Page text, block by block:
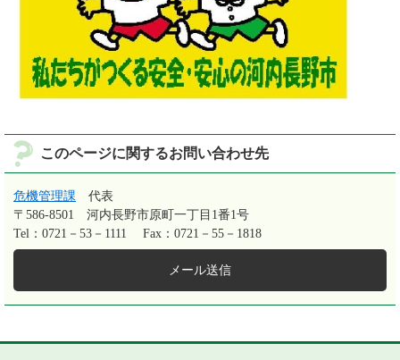
このページに関するお問い合わせ先
危機管理課
代表
〒586-8501
河内長野市原町一丁目1番1号
Tel：0721－53－1111
Fax：0721－55－1818
メール送信